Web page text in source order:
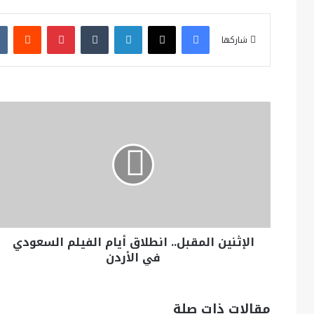
شاركها
فيسبوكX لينكدإن بينتيريست
الإثنين المقبل.. انطلاق أيام الفيلم السعودي
في الأردن